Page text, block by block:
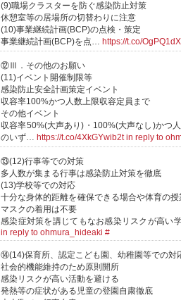
(9)職場クラスターを防ぐ感染防止対策
休憩室等の居場所の切替わりに注意
(10)事業継続計画(BCP)の点検・策定
事業継続計画(BCP)を点… https://t.co/
⑫Ⅲ．その他のお願い
(11)イベント開催制限等
感染防止安全計画策定イベント
収容率100%かつ人数上限収容定員まで
その他イベント
収容率50%(大声あり)・100%(大声なし)かつ
のいず… https://t.co/4XkGYwib2t in reply to
⑬(12)行事等での対策
多人数が集まる行事は感染防止対策を徹底
(13)学校等での対応
十分な身体的距離を確保できる場合や体育の
マスクの着用は不要
感染症対策を講じてもなお感染リスクが高い
in reply to ohmura_hideaki #
⑭(14)保育所、認定こども園、幼稚園等での対
社会的機能維持のため原則開所
感染リスクが高い活動を避ける
発熱等の症状がある児童の登園自粛徹底